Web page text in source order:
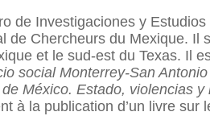
de Investigaciones y
Chercheurs du Mexique. Il
et le sud-est du Texas. Il
social Monterrey-San Antonio
México. Estado, violencias y
à la publication d’un livre